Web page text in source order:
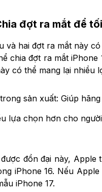
đợt ra mắt để
và hai đợt ra mắt này
chia đợt ra mắt
có thể mang lại nhiều
sản xuất: Giúp
lựa chọn hơn cho
đồn đại này,
iPhone 16. Nếu
iPhone 17.